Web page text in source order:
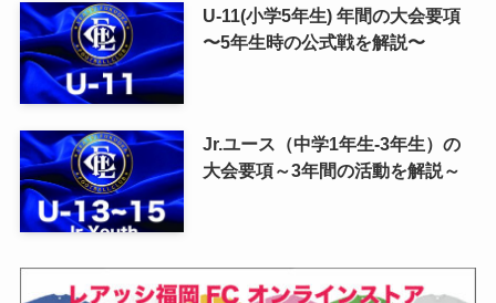
U-11(小学5年生) 年間の大会要項
〜5年生時の公式戦を解説〜
Jr.ユース（中学1年生-3年生）の
大会要項～3年間の活動を解説～